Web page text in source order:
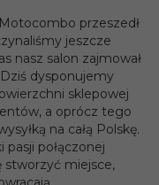
przeszedł
jeszcze
nasz salon zajmował
dysponujemy
sklepowej
a oprócz tego
na całą Polskę.
połączonej
miejsce,